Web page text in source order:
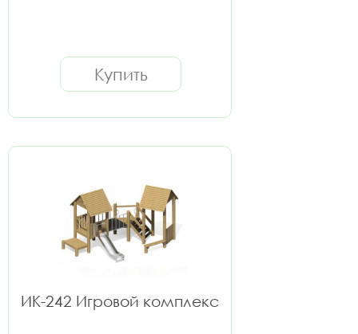
Купить
ИК-242 Игровой комплекс